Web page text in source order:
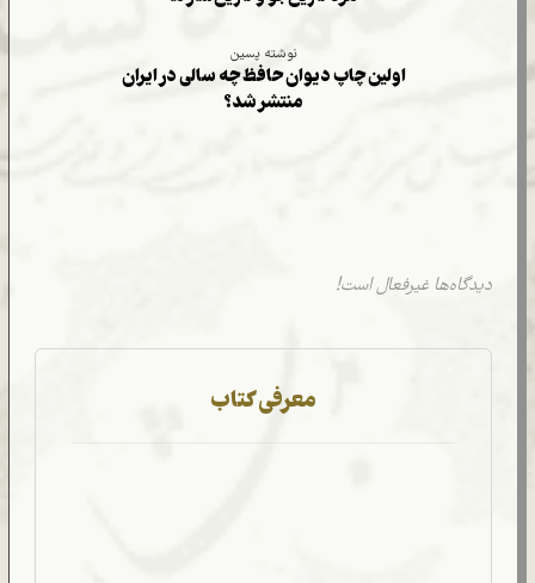
نوشته پسین
اولین چاپ دیوان حافظ چه سالی در ایران
منتشر شد؟
دیدگاه‌ها غیرفعال است!
معرفی کتاب